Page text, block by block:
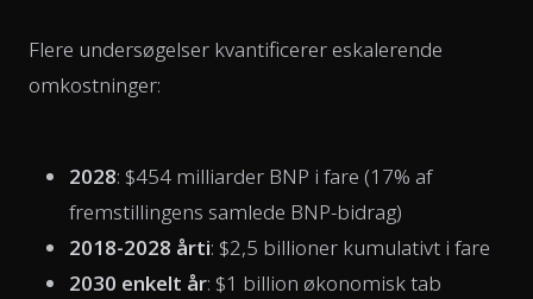
Flere undersøgelser kvantificerer eskalerende
omkostninger:
2028: $454 milliarder BNP i fare (17% af
fremstillingens samlede BNP-bidrag)
2018-2028 årti: $2,5 billioner kumulativt i fare
2030 enkelt år: $1 billion økonomisk tab